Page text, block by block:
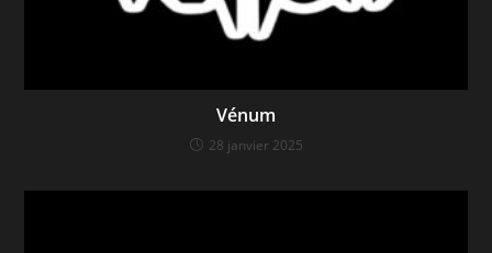
Vénum
28 janvier 2025